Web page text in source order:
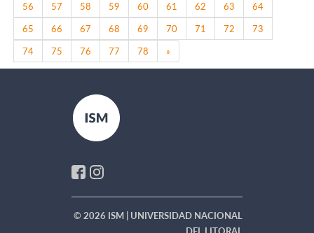
56
57 58 59 60 61 62 63
64
65
66 67 68 69 70 71 72
73
74
75 76 77 78 »
© 2026 ISM | UNIVERSIDAD NACIONAL